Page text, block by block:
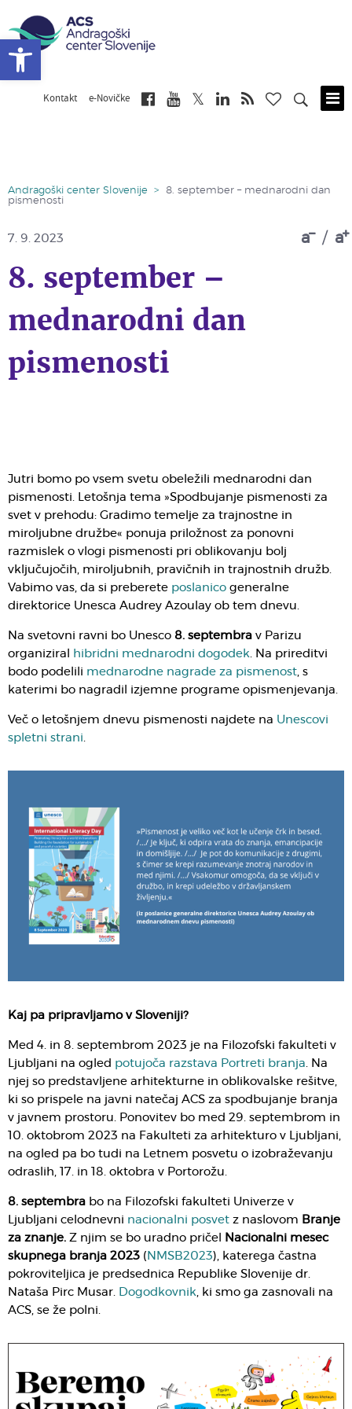
Kontakt e-Novičke
Andragoški center Slovenije >
8. september – mednarodni dan
pismenosti
a / a
7. 9. 2023
8. september –
mednarodni dan
pismenosti
Jutri bomo po vsem svetu obeležili mednarodni dan
pismenosti. Letošnja tema »Spodbujanje pismenosti za
svet v prehodu: Gradimo temelje za trajnostne in
miroljubne družbe« ponuja priložnost za ponovni
razmislek o vlogi pismenosti pri oblikovanju bolj
vključujočih, miroljubnih, pravičnih in trajnostnih družb.
Vabimo vas, da si preberete poslanico generalne
direktorice Unesca Audrey Azoulay ob tem dnevu.
Na svetovni ravni bo Unesco 8. septembra v Parizu
organiziral
hibridni mednarodni dogodek. Na prireditvi
bodo podelili mednarodne nagrade za pismenost, s
katerimi bo nagradil izjemne programe opismenjevanja.
Več o letošnjem dnevu pismenosti najdete na Unescovi
spletni strani.
Kaj pa pripravljamo v Sloveniji?
Med 4. in 8. septembrom 2023 je na Filozofski fakulteti v
Ljubljani na ogled potujoča razstava Portreti branja . Na
njej so predstavljene arhitekturne in oblikovalske rešitve,
ki so prispele na javni natečaj ACS za spodbujanje branja
v javnem prostoru. Ponovitev bo med 29. septembrom in
10. oktobrom 2023 na Fakulteti za arhitekturo v Ljubljani,
na ogled pa bo tudi na Letnem posvetu o izobraževanju
odraslih, 17. in 18. oktobra v Portorožu.
8. septembra bo na Filozofski fakulteti Univerze v
Ljubljani celodnevni nacionalni posvet z naslovom Branje
za znanje. Z njim se bo uradno pričel
Nacionalni mesec
skupnega branja 2023 ( NMSB2023), katerega častna
pokroviteljica je predsednica Republike Slovenije dr.
Nataša Pirc Musar.
Dogodkovnik , ki smo ga zasnovali na
ACS, se že polni.
Open toolbar